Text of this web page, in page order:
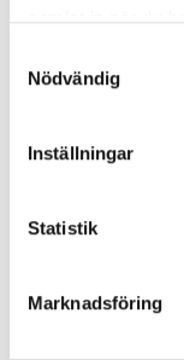
samlat in när du
Nödvändig
Inställningar
Statistik
Marknadsföring
Bussresa, del i
Helsingfors-
bufféform,
Skärgårdsbord
giltigt pass,
14 095:- per person